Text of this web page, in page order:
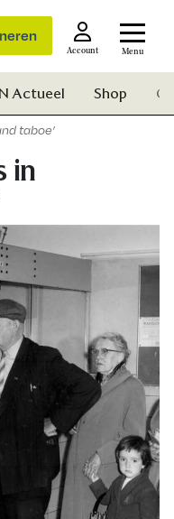
Account Menu
Zoek
Actueel Shop
taboe’
in